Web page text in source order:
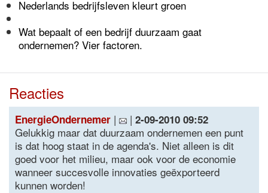
Nederlands bedrijfsleven kleurt groen
Wat bepaalt of een bedrijf duurzaam gaat
ondernemen? Vier factoren.
Reacties
EnergieOndernemer | | 2-09-2010 09:52
Gelukkig maar dat duurzaam ondernemen een punt
is dat hoog staat in de agenda's. Niet alleen is dit
goed voor het milieu, maar ook voor de economie
wanneer succesvolle innovaties geëxporteerd
kunnen worden!